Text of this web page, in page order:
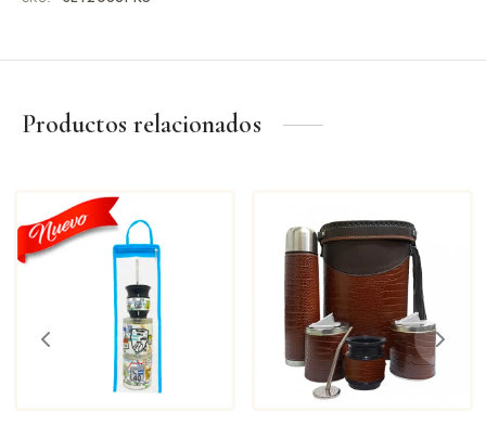
Productos relacionados